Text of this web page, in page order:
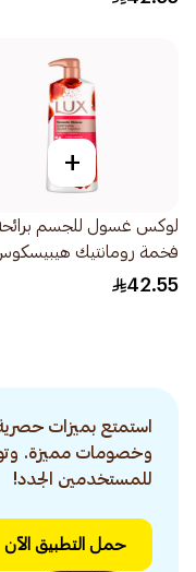
+
لوكس غسول للجسم
فخمة رومانتيك
700مل
42.55
استمتع بميزات
وخصومات مميزة.
للمستخدمين الجدد!
حمل التطبيق الآن